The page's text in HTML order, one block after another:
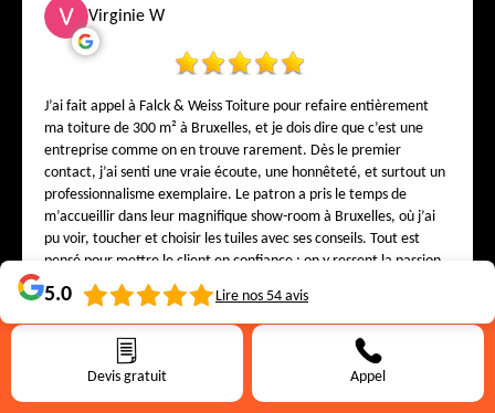
Devis gratuit Appel
Virginie W
J’ai fait appel à Falck & Weiss Toiture pour refaire entièrement
ma toiture de 300 m² à Bruxelles, et je dois dire que c’est une
entreprise comme on en trouve rarement. Dès le premier
contact, j’ai senti une vraie écoute, une honnêteté, et surtout un
professionnalisme exemplaire. Le patron a pris le temps de
m’accueillir dans leur magnifique show-room à Bruxelles, où j’ai
pu voir, toucher et choisir les tuiles avec ses conseils. Tout est
pensé pour mettre le client en confiance : on y ressent la passion
du métier, le goût du travail bien fait et cette envie sincère de
satisfaire chaque client. Sur le chantier, l’équipe a travaillé avec
soin, propreté et précision. Chaque détail a été respecté, chaque
finition réalisée avec une rigueur rare. Aujourd’hui, j’ai une
toiture splendide, solide et élégante — et surtout la tranquillité
d’esprit de savoir que le travail a été fait par de vrais
Robert Sinnott
5.0 Lire nos 54 avis